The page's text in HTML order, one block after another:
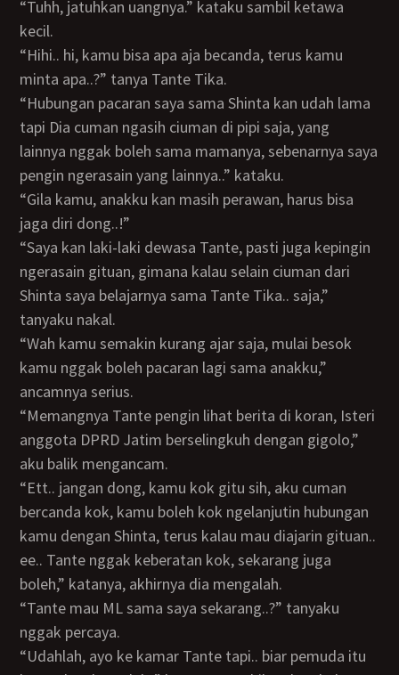
“Tuhh, jatuhkan uangnya.” kataku sambil ketawa
kecil.
“Hihi.. hi, kamu bisa apa aja becanda, terus kamu
minta apa..?” tanya Tante Tika.
“Hubungan pacaran saya sama Shinta kan udah lama
tapi Dia cuman ngasih ciuman di pipi saja, yang
lainnya nggak boleh sama mamanya, sebenarnya saya
pengin ngerasain yang lainnya..” kataku.
“Gila kamu, anakku kan masih perawan, harus bisa
jaga diri dong..!”
“Saya kan laki-laki dewasa Tante, pasti juga kepingin
ngerasain gituan, gimana kalau selain ciuman dari
Shinta saya belajarnya sama Tante Tika.. saja,”
tanyaku nakal.
“Wah kamu semakin kurang ajar saja, mulai besok
kamu nggak boleh pacaran lagi sama anakku,”
ancamnya serius.
“Memangnya Tante pengin lihat berita di koran, Isteri
anggota DPRD Jatim berselingkuh dengan gigolo,”
aku balik mengancam.
“Ett.. jangan dong, kamu kok gitu sih, aku cuman
bercanda kok, kamu boleh kok ngelanjutin hubungan
kamu dengan Shinta, terus kalau mau diajarin gituan..
ee.. Tante nggak keberatan kok, sekarang juga
boleh,” katanya, akhirnya dia mengalah.
“Tante mau ML sama saya sekarang..?” tanyaku
nggak percaya.
“Udahlah, ayo ke kamar Tante tapi.. biar pemuda itu